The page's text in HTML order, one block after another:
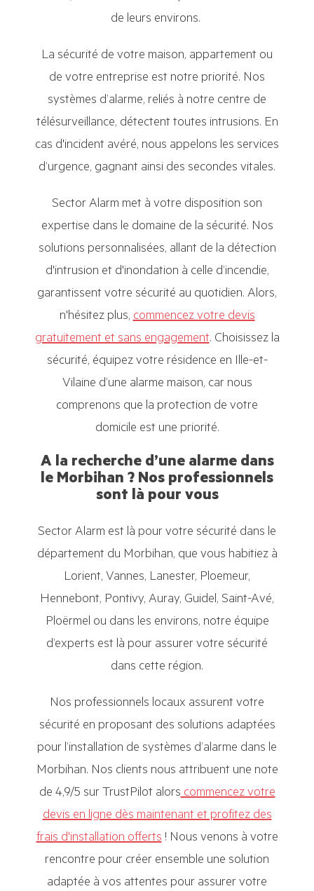
de leurs environs.
La sécurité de votre maison, appartement ou
de votre entreprise est notre priorité. Nos
systèmes d’alarme, reliés à notre centre de
télésurveillance, détectent toutes intrusions. En
cas d'incident avéré, nous appelons les services
d’urgence, gagnant ainsi des secondes vitales.
Sector Alarm met à votre disposition son
expertise dans le domaine de la sécurité. Nos
solutions personnalisées, allant de la détection
d'intrusion et d'inondation à celle d’incendie,
garantissent votre sécurité au quotidien. Alors,
n'hésitez plus,commencez votre devis
gratuitement et sans engagement. Choisissez la
sécurité, équipez votre résidence en Ille-et-
Vilaine d’une alarme maison, car nous
comprenons que la protection de votre
domicile est une priorité.
A la recherche d’une alarme dans
le Morbihan ? Nos professionnels
sont là pour vous
Sector Alarm est là pour votre sécurité dans le
département du Morbihan, que vous habitiez à
Lorient, Vannes, Lanester, Ploemeur,
Hennebont, Pontivy, Auray, Guidel, Saint-Avé,
Ploërmel ou dans les environs, notre équipe
d’experts est là pour assurer votre sécurité
dans cette région.
Nos professionnels locaux assurent votre
sécurité en proposant des solutions adaptées
pour l’installation de systèmes d’alarme dans le
Morbihan. Nos clients nous attribuent une note
de 4,9/5 sur TrustPilot alorscommencez votre
devis en ligne dès maintenant et profitez des
frais d'installation offerts! Nous venons à votre
rencontre pour créer ensemble une solution
adaptée à vos attentes pour assurer votre